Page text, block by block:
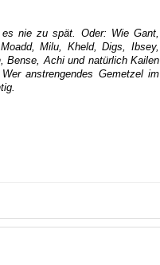
nie zu spät. Oder: Wie Gant,
Milu, Kheld, Digs, Ibsey,
Bense, Achi und natürlich Kailen
anstrengendes Gemetzel im